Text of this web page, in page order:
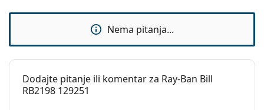
Upotreba:
Moda
RB2198 129251 60
Nema pitanja...
Dodajte pitanje ili komentar za Ray-Ban Bill
RB2198 129251